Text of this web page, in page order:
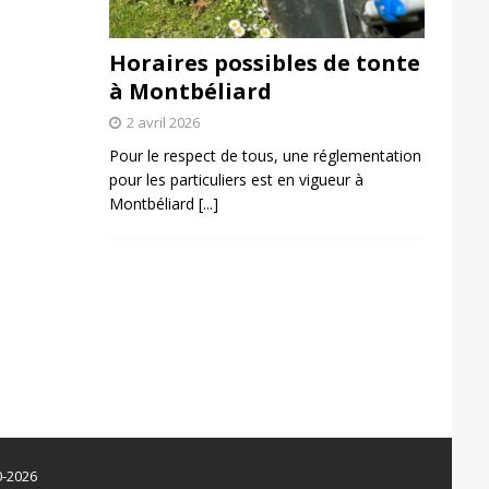
Horaires possibles de tonte
à Montbéliard
2 avril 2026
Pour le respect de tous, une réglementation
pour les particuliers est en vigueur à
Montbéliard [...]
2026